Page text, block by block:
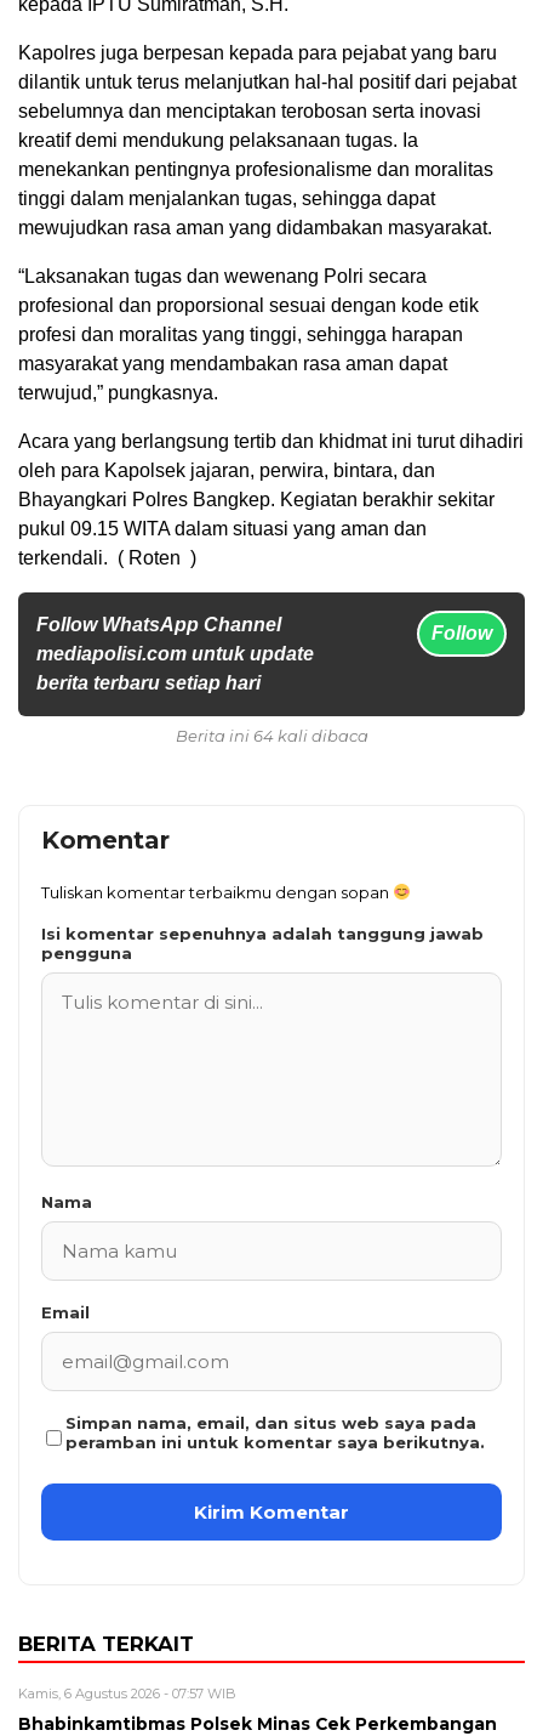
kepada IPTU Sumiratman, S.H.
Kapolres juga berpesan kepada para pejabat yang baru
dilantik untuk terus melanjutkan hal-hal positif dari pejabat
sebelumnya dan menciptakan terobosan serta inovasi
kreatif demi mendukung pelaksanaan tugas. Ia
menekankan pentingnya profesionalisme dan moralitas
tinggi dalam menjalankan tugas, sehingga dapat
mewujudkan rasa aman yang didambakan masyarakat.
“Laksanakan tugas dan wewenang Polri secara
profesional dan proporsional sesuai dengan kode etik
profesi dan moralitas yang tinggi, sehingga harapan
masyarakat yang mendambakan rasa aman dapat
terwujud,” pungkasnya.
Acara yang berlangsung tertib dan khidmat ini turut dihadiri
oleh para Kapolsek jajaran, perwira, bintara, dan
Bhayangkari Polres Bangkep. Kegiatan berakhir sekitar
pukul 09.15 WITA dalam situasi yang aman dan
terkendali. ( Roten )
Follow WhatsApp Channel
mediapolisi.com untuk update
berita terbaru setiap hari
Follow
Berita ini 64 kali dibaca
Komentar
Tuliskan komentar terbaikmu dengan sopan
Isi komentar sepenuhnya adalah tanggung jawab
pengguna
Nama
Email
Simpan nama, email, dan situs web saya pada
peramban ini untuk komentar saya berikutnya.
BERITA TERKAIT
Kamis, 6 Agustus 2026 - 07:57 WIB
Bhabinkamtibmas Polsek Minas Cek Perkembangan